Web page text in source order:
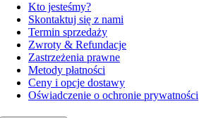
Kto jesteśmy?
Skontaktuj się z nami
Termin sprzedaży
Zwroty & Refundacje
Zastrzeżenia prawne
Metody płatności
Ceny i opcje dostawy
Oświadczenie o ochronie prywatności